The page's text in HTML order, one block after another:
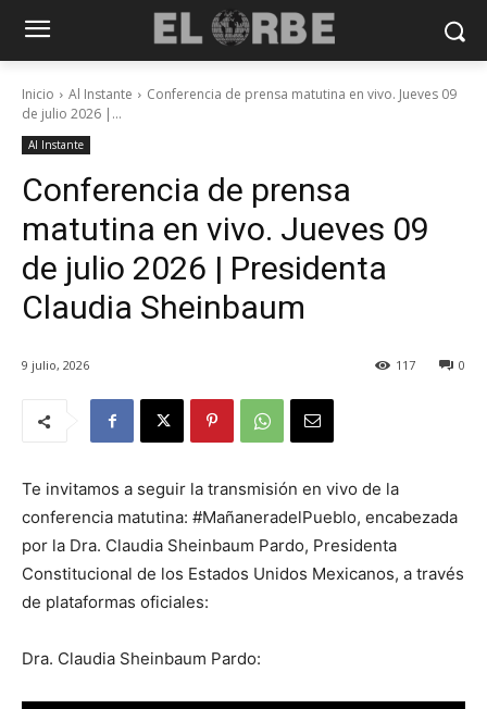
Inicio Al Instante
Conferencia de prensa matutina en vivo. Jueves 09
de julio 2026 |...
Al Instante
Conferencia de prensa
matutina en vivo. Jueves 09
de julio 2026 | Presidenta
Claudia Sheinbaum
9 julio, 2026 0
117
Te invitamos a seguir la transmisión en vivo de la
conferencia matutina: #MañaneradelPueblo, encabezada
por la Dra. Claudia Sheinbaum Pardo, Presidenta
Constitucional de los Estados Unidos Mexicanos, a través
de plataformas oficiales:
Dra. Claudia Sheinbaum Pardo: